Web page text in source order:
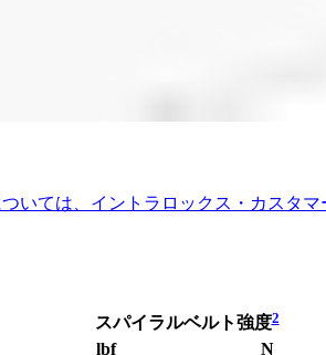
ては、イントラロックス・カスタマ
スパイラルベルト強度2
lbf N